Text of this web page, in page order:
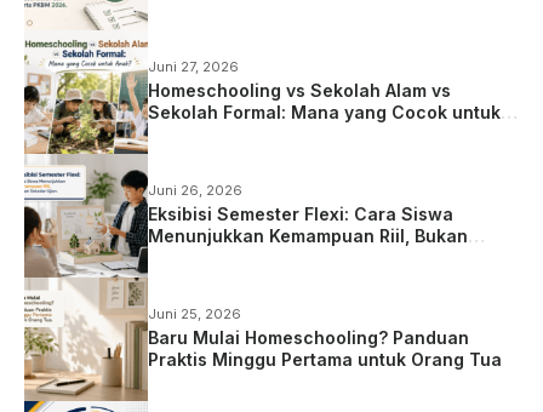
Juni 27, 2026
Homeschooling vs Sekolah Alam vs
Sekolah Formal: Mana yang Cocok untuk
Juni 26, 2026
Eksibisi Semester Flexi: Cara Siswa
Menunjukkan Kemampuan Riil, Bukan
Juni 25, 2026
Baru Mulai Homeschooling? Panduan
Praktis Minggu Pertama untuk Orang Tua